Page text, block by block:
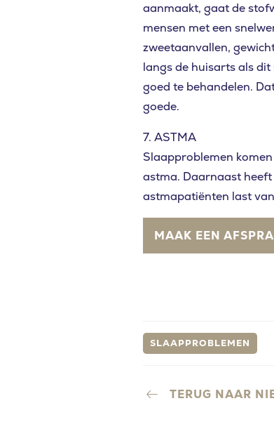
aanmaakt, gaat de
mensen met een
zweetaanvallen,
langs de huisarts als
goed te behandelen.
goede.
7. ASTMA
Slaapproblemen
astma. Daarnaast
astmapatiënten last
MAAK EEN
SLAAPPROBLEMEN
TERUG NAAR